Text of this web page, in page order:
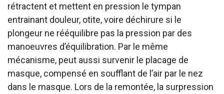
rétractent et mettent en pression le tympan
entrainant douleur, otite, voire déchirure si le
plongeur ne rééquilibre pas la pression par des
manoeuvres d’équilibration. Par le même
mécanisme, peut aussi survenir le placage de
masque, compensé en soufflant de l’air par le nez
dans le masque. Lors de la remontée, la surpression